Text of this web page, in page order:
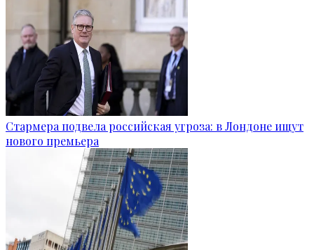
Стармера подвела российская угроза: в Лондоне ищут
нового премьера